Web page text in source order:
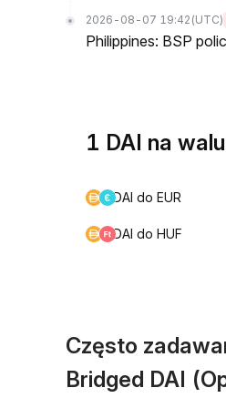
2026-08-07 19:42 (UTC)
Philippines: BSP
1 DAI na
DAI do EUR
DAI do HUF
Często
Bridged DAI